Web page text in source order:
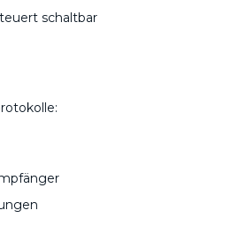
schaltbar